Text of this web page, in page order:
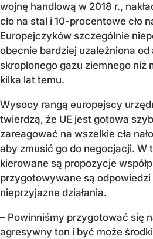
wojnę handlową w 2018 r.,
cło na stal i 10-procentowe cło
Europejczyków szczególnie
obecnie bardziej uzależniona
skroplonego gazu ziemnego niż
kilka lat temu.
Wysocy rangą europejscy
twierdzą, że UE jest gotowa
zareagować na wszelkie cła
aby zmusić go do negocjacji. W
kierowane są propozycje
przygotowywane są
nieprzyjazne działania.
– Powinniśmy przygotować się
agresywny ton i być może